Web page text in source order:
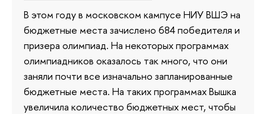
В этом году в московском кампусе НИУ ВШЭ на
бюджетные места зачислено 684 победителя и
призера олимпиад. На некоторых программах
олимпиадников оказалось так много, что они
заняли почти все изначально запланированные
бюджетные места. На таких программах Вышка
увеличила количество бюджетных мест, чтобы